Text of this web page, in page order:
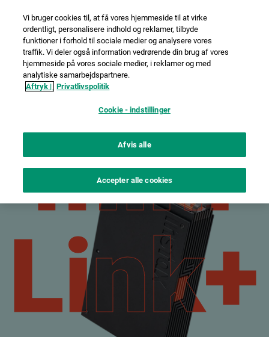
instax mini Link+™ Sammenlign
mini
Link+
mini
Link+
Vi bruger cookies til, at få vores hjemmeside til at virke
ordentligt, personalisere indhold og reklamer, tilbyde
funktioner i forhold til sociale medier og analysere vores
traffik. Vi deler også information vedrørende din brug af vores
hjemmeside på vores sociale medier, i reklamer og med
analytiske samarbejdspartnere.
Aftryk | Privatlivspolitik
Cookie - indstillinger
Afvis alle
Accepter alle cookies